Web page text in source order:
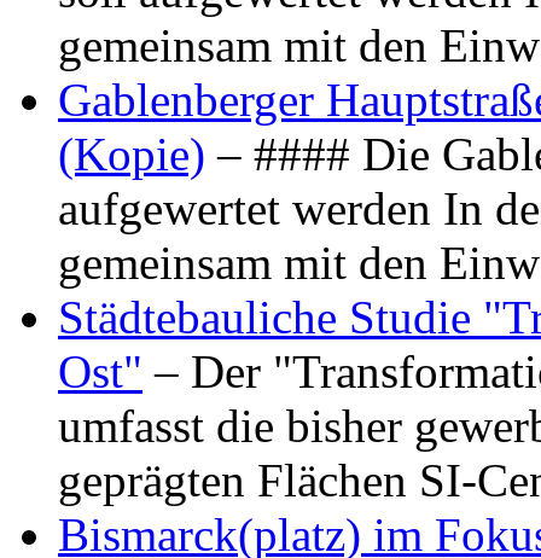
gemeinsam mit den
Gablenberger
(Kopie) – #### Die
aufgewertet werden In
gemeinsam mit den
Städtebauliche Studie
Ost" – Der
umfasst die bisher
geprägten Flächen SI-
Bismarck(platz) im